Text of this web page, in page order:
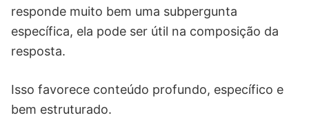
responde muito bem uma subpergunta
específica, ela pode ser útil na composição da
resposta.
Isso favorece conteúdo profundo, específico e
bem estruturado.